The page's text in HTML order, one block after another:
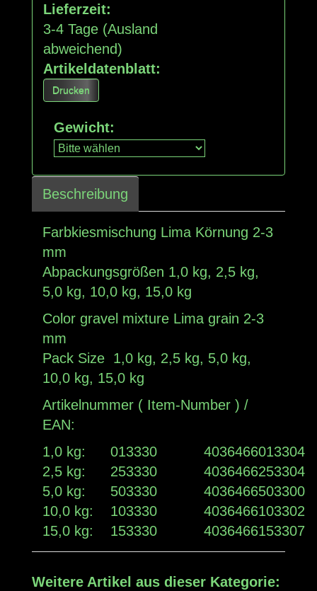
Lieferzeit:
3-4 Tage (Ausland
abweichend)
Artikeldatenblatt:
Drucken
Gewicht:
Beschreibung
Farbkiesmischung Lima Körnung 2-3
mm
Abpackungsgrößen 1,0 kg, 2,5 kg,
5,0 kg, 10,0 kg, 15,0 kg
Color gravel mixture Lima grain 2-3
mm
Pack Size 1,0 kg, 2,5 kg, 5,0 kg,
10,0 kg, 15,0 kg
Artikelnummer ( Item-Number ) /
EAN:
1,0 kg:
013330
4036466013304
2,5 kg:
253330
4036466253304
5,0 kg:
503330
4036466503300
10,0 kg:
103330
4036466103302
15,0 kg:
153330 4036466153307
Weitere Artikel aus dieser Kategorie: